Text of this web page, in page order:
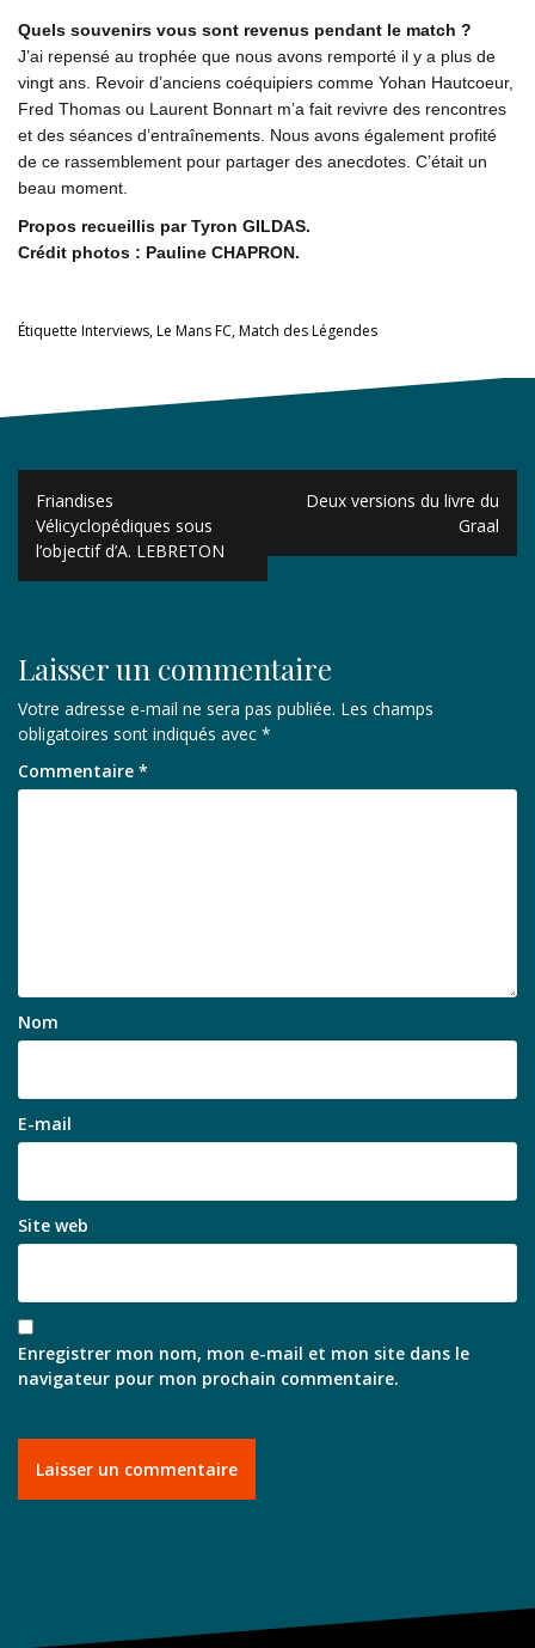
Quels souvenirs vous sont revenus pendant le match ?
J’ai repensé au trophée que nous avons remporté il y a plus de
vingt ans. Revoir d’anciens coéquipiers comme Yohan Hautcoeur,
Fred Thomas ou Laurent Bonnart m’a fait revivre des rencontres
et des séances d’entraînements. Nous avons également profité
de ce rassemblement pour partager des anecdotes. C’était un
beau moment.
Propos recueillis par Tyron GILDAS.
Crédit photos : Pauline CHAPRON.
Étiquette Interviews,Le Mans FC,Match des Légendes
Navigation
de
l’article
Friandises
Vélicyclopédiques sous
l’objectif d’A. LEBRETON
Deux versions du livre du
Graal
Laisser un commentaire
Votre adresse e-mail ne sera pas publiée. Les champs
obligatoires sont indiqués avec *
Commentaire *
Nom
E-mail
Site web
Enregistrer mon nom, mon e-mail et mon site dans le
navigateur pour mon prochain commentaire.